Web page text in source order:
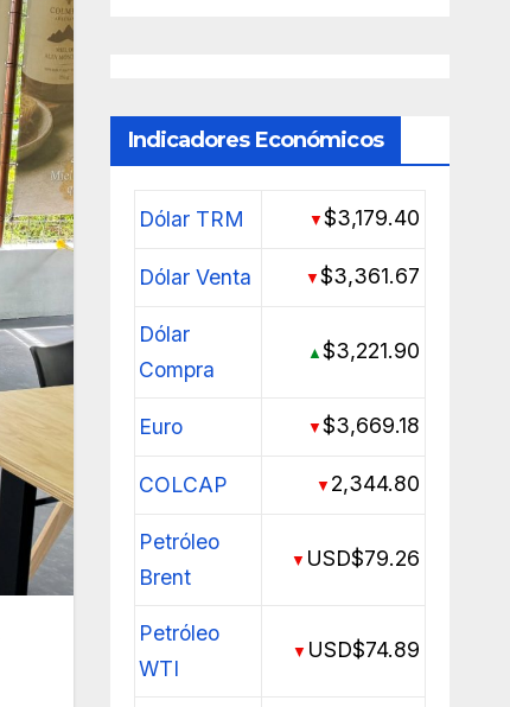
Indicadores Económicos
Dólar TRM ▼$3,179.40
Dólar Venta ▼$3,361.67
Dólar
Compra
▲$3,221.90
Euro ▼$3,669.18
COLCAP ▼ 2,344.80
Petróleo
Brent
▼ USD$79.26
Petróleo
WTI
▼ USD$74.89